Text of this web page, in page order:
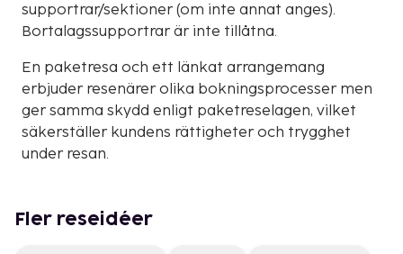
supportrar/sektioner (om inte annat anges).
Bortalagssupportrar är inte tillåtna.
En paketresa och ett länkat arrangemang
erbjuder resenärer olika bokningsprocesser men
ger samma skydd enligt paketreselagen, vilket
säkerställer kundens rättigheter och trygghet
under resan.
Fler reseidéer